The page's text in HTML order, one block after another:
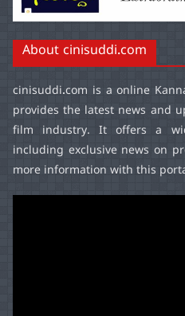
About cinisuddi.com
cinisuddi.com is a online
provides the latest news and
film industry. It offers a
including exclusive news on
more information with this